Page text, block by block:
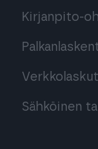
Kirjanpito-
Sähköinen